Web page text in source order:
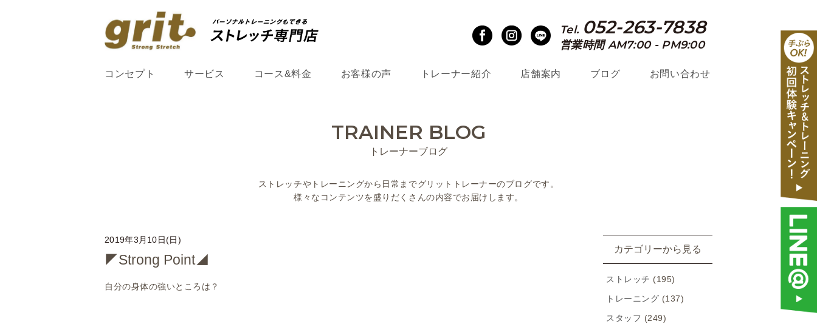
Tel. 052-263-7838
営業時間 AM7:00 - PM9:00
コンセプト サービス コース&料金 お客様の声 トレーナー紹介 店舗案内 ブログ お問い合わせ
TRAINER BLOG
トレーナーブログ
ストレッチやトレーニングから 日常までグリットトレーナーのブログです。
様々なコンテンツを盛りだくさんの内容でお届けします。
2019年3月10日(日)
◤Strong Point◢
自分の身体の強いところは？
カテゴリーから見る
ストレッチ (195)
トレーニング (137)
スタッフ (249)